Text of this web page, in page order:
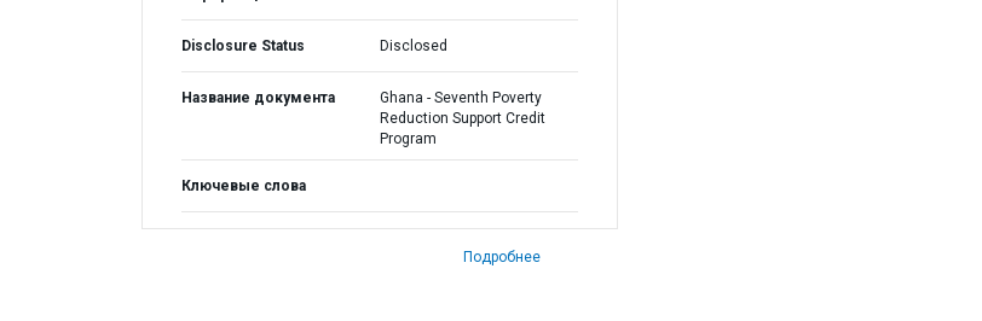
Disclosure Status Disclosed
Название документа
Ghana - Seventh Poverty
Reduction Support Credit
Program
Ключевые слова
Подробнее